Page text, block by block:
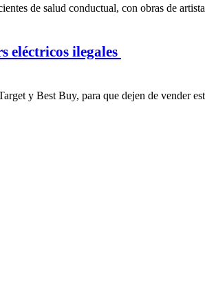
de salud conductual, con obras de
eléctricos ilegales
y Best Buy, para que dejen de vender